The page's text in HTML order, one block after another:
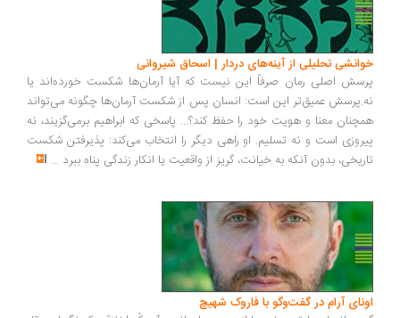
خوانشی تحلیلی از آینه‌های دردار | اسحاق شیروانی
پرسش اصلی رمان صرفاً این نیست که آیا آرمان‌ها شکست خورده‌اند یا
نه.پرسش عمیق‌تر این است: انسان پس از شکست آرمان‌ها چگونه می‌تواند
همچنان معنا و هویت خود را حفظ کند؟... پاسخی که ابراهیم برمی‌گزیند، نه
پیروزی است و نه تسلیم. او راهی دیگر را انتخاب می‌کند: پذیرفتن شکست
تاریخی، بدون آنکه به خیانت، گریز از واقعیت یا انکار زندگی پناه ببرد ...
اونای آرام در گفت‌وگو با فاروک شهیچ‭